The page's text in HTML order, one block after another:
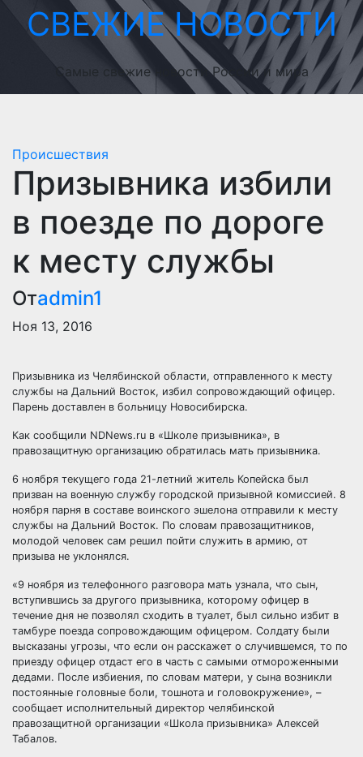
ПерейтиСВЕЖИЕ НОВОСТИ
Самые свежие новости России и мира
Происшествия
Призывника избили
в поезде по дороге
к месту службы
Отadmin1
Ноя 13, 2016
Призывника из Челябинской области, отправленного к месту
службы на Дальний Восток, избил сопровождающий офицер.
Парень доставлен в больницу Новосибирска.
Как сообщили NDNews.ru в «Школе призывника», в
правозащитную организацию обратилась мать призывника.
6 ноября текущего года 21-летний житель Копейска был
призван на военную службу городской призывной комиссией. 8
ноября парня в составе воинского эшелона отправили к месту
службы на Дальний Восток. По словам правозащитников,
молодой человек сам решил пойти служить в армию, от
призыва не уклонялся.
«9 ноября из телефонного разговора мать узнала, что сын,
вступившись за другого призывника, которому офицер в
течение дня не позволял сходить в туалет, был сильно избит в
тамбуре поезда сопровождающим офицером. Солдату были
высказаны угрозы, что если он расскажет о случившемся, то по
приезду офицер отдаст его в часть с самыми отмороженными
дедами. После избиения, по словам матери, у сына возникли
постоянные головные боли, тошнота и головокружение», –
сообщает исполнительный директор челябинской
правозащитной организации «Школа призывника» Алексей
Табалов.